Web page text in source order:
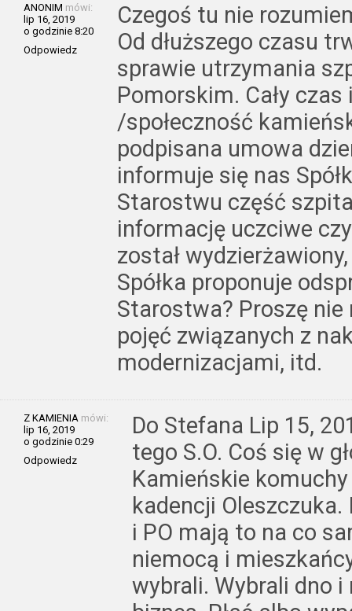
ANONIM mówi:
lip 16, 2019
o godzinie 8:20
Odpowiedz
Czegoś tu nie
Od dłuższego czasu
sprawie utrzymania
Pomorskim. Cały
/społeczność
podpisana umowa
informuje się nas
Starostwu część
informację uczciwe
został
Spółka proponuje
Starostwa? Proszę
pojęć związanych z
modernizacjami, itd.
Z KAMIENIA mówi:
lip 16, 2019
o godzinie 0:29
Odpowiedz
Do Stefana Lip 15,
tego S.O. Coś się w
Kamieńskie komuchy
kadencji
i PO mają to na co
niemocą i
wybrali. Wybrali dno